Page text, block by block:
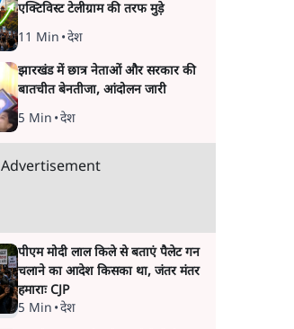
एक्टिविस्ट टेलीग्राम की तरफ मुड़े
11 Min •देश
झारखंड में छात्र नेताओं और सरकार की
बातचीत बेनतीजा, आंदोलन जारी
5 Min •देश
Advertisement
पीएम मोदी लाल किले से बताएं पैलेट गन
चलाने का आदेश किसका था, जंतर मंतर
हमाराः CJP
5 Min •देश